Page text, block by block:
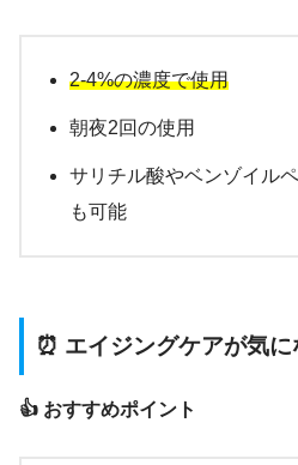
2-4%の濃度で使用
朝夜2回の使用
サリチル酸やベンゾイル
も可能
⏰ エイジングケアが気
👍 おすすめポイント